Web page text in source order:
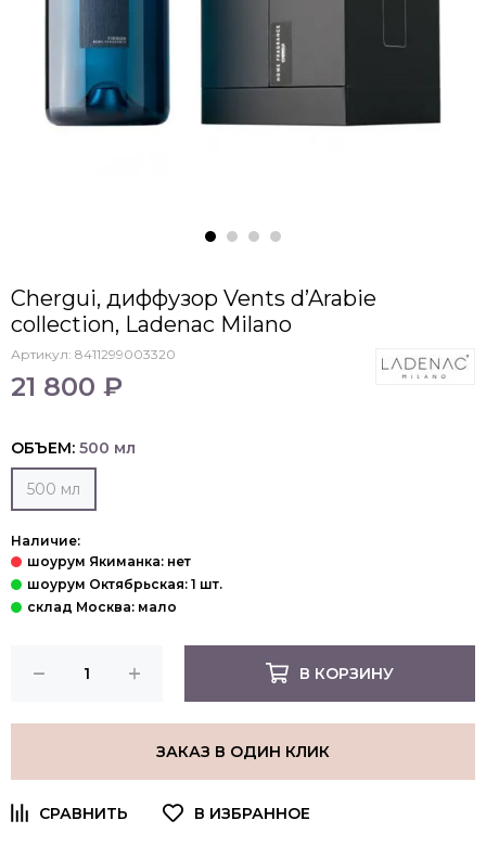
Chergui, диффузор Vents d’Arabie
collection, Ladenac Milano
Артикул: 8411299003320
21 800 ₽
ОБЪЕМ: 500 мл
500 мл
Наличие:
В КОРЗИНУ
ЗАКАЗ В ОДИН КЛИК